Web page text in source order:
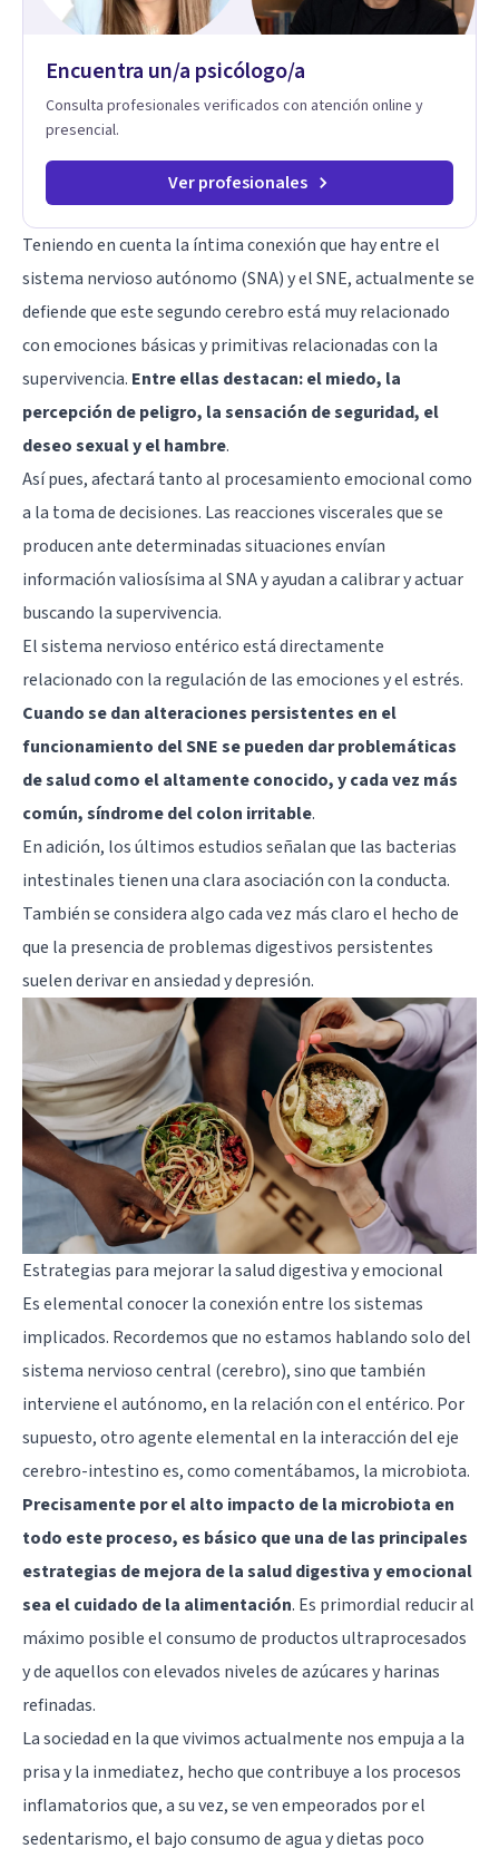
Encuentra un/a psicólogo/a
Consulta profesionales verificados con atención online y
presencial.
Ver profesionales
Teniendo en cuenta la íntima conexión que hay entre el
sistema nervioso autónomo (SNA) y el SNE, actualmente se
defiende que este segundo cerebro está muy relacionado
con emociones básicas y primitivas relacionadas con la
supervivencia. Entre ellas destacan: el miedo, la
percepción de peligro, la sensación de seguridad, el
deseo sexual y el hambre.
Así pues, afectará tanto al procesamiento emocional como
a la toma de decisiones. Las reacciones viscerales que se
producen ante determinadas situaciones envían
información valiosísima al SNA y ayudan a calibrar y actuar
buscando la supervivencia.
El sistema nervioso entérico está directamente
relacionado con la regulación de las emociones y el estrés.
Cuando se dan alteraciones persistentes en el
funcionamiento del SNE se pueden dar problemáticas
de salud como el altamente conocido, y cada vez más
común, síndrome del colon irritable.
En adición, los últimos estudios señalan que las bacterias
intestinales tienen una clara asociación con la conducta.
También se considera algo cada vez más claro el hecho de
que la presencia de problemas digestivos persistentes
suelen derivar en ansiedad y depresión.
Estrategias para mejorar la salud digestiva y emocional
Es elemental conocer la conexión entre los sistemas
implicados. Recordemos que no estamos hablando solo del
sistema nervioso central (cerebro), sino que también
interviene el autónomo, en la relación con el entérico. Por
supuesto, otro agente elemental en la interacción del eje
cerebro-intestino es, como comentábamos, la microbiota.
Precisamente por el alto impacto de la microbiota en
todo este proceso, es básico que una de las principales
estrategias de mejora de la salud digestiva y emocional
sea el cuidado de la alimentación. Es primordial reducir al
máximo posible el consumo de productos ultraprocesados
y de aquellos con elevados niveles de azúcares y harinas
refinadas.
La sociedad en la que vivimos actualmente nos empuja a la
prisa y la inmediatez, hecho que contribuye a los procesos
inflamatorios que, a su vez, se ven empeorados por el
sedentarismo, el bajo consumo de agua y dietas poco